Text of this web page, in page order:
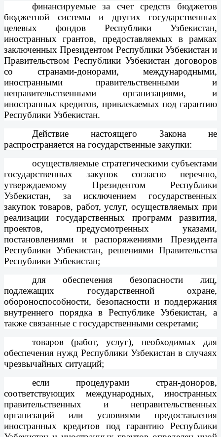
финансируемые за счет средств бюджетов
бюджетной системы и других государственных
целевых фондов Республики Узбекистан,
иностранных грантов, предоставляемых в рамках
заключенных Президентом Республики Узбекистан и
Правительством Республики Узбекистан договоров
со странами-донорами, международными,
иностранными правительственными и
неправительственными организациями, и
иностранных кредитов, привлекаемых под гарантию
Республики Узбекистан.
Действие настоящего Закона не
распространяется на государственные закупки:
осуществляемые стратегическими субъектами
государственных закупок согласно перечню,
утверждаемому Президентом Республики
Узбекистан, за исключением государственных
закупок товаров, работ, услуг, осуществляемых при
реализации государственных программ развития,
проектов, предусмотренных указами,
постановлениями и распоряжениями Президента
Республики Узбекистан, решениями Правительства
Республики Узбекистан;
для обеспечения безопасности лиц,
подлежащих государственной охране,
обороноспособности, безопасности и поддержания
внутреннего порядка в Республике Узбекистан, а
также связанные с государственными секретами;
товаров (работ, услуг), необходимых для
обеспечения нужд Республики Узбекистан в случаях
чрезвычайных ситуаций;
если процедурами стран-доноров,
соответствующих международных, иностранных
правительственных и неправительственных
организаций или условиями предоставления
иностранных кредитов под гарантию Республики